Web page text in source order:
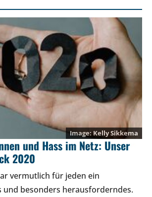
Kelly Sikkema
und Hass im Netz: Unser
2020
vermutlich für jeden ein
und besonders herausforderndes.